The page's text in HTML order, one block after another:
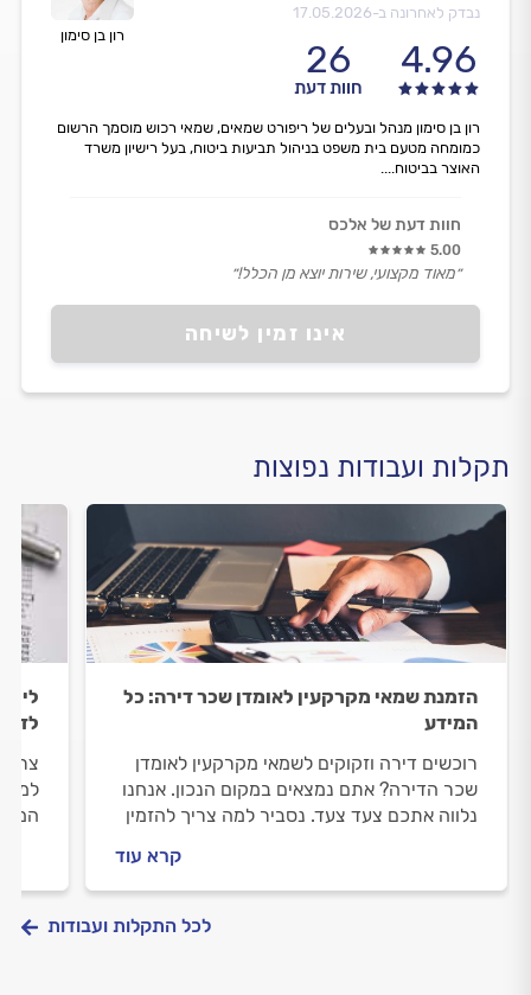
רון בן סימון
נבדק לאחרונה ב-17.05.2026
4.96
26
חוות דעת
אינו זמין לשיחה
רון בן סימון מנהל ובעלים של ריפורט שמאים, שמאי רכוש מוסמך הרשום
כמומחה מטעם בית משפט בניהול תביעות ביטוח, בעל רישיון משרד
האוצר בביטוח....
חוות דעת של אלכס
5.00
״מאוד מקצועי, שירות יוצא מן הכלל!״
תקלות ועבודות נפוצות
הזמנת שמאי מקרקעין לאומדן שכר דירה: כל
המידע
רוכשים דירה וזקוקים לשמאי מקרקעין לאומדן
שכר הדירה? אתם נמצאים במקום הנכון. אנחנו
נלווה אתכם צעד צעד. נסביר למה צריך להזמין
קרא עוד
לכל התקלות ועבודות